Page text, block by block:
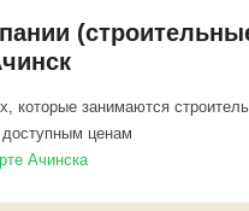
которые занимаются
ценам
Ачинска